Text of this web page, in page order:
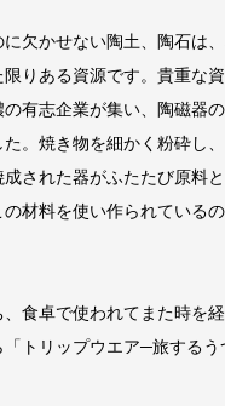
欠かせない陶土、陶石は
りある資源です。貴重な
有志企業が集い、陶磁器
た。焼き物を細かく粉砕し
された器がふたたび原料
材料を使い作られている
食卓で使われてまた時を
「トリップウエア─旅する